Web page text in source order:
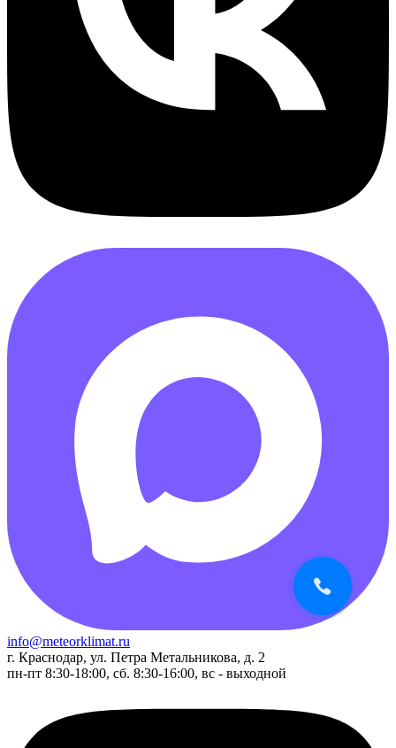
info@meteorklimat.ru
г. Краснодар, ул. Петра Метальникова, д. 2
пн-пт 8:30-18:00, сб. 8:30-16:00, вс - выходной